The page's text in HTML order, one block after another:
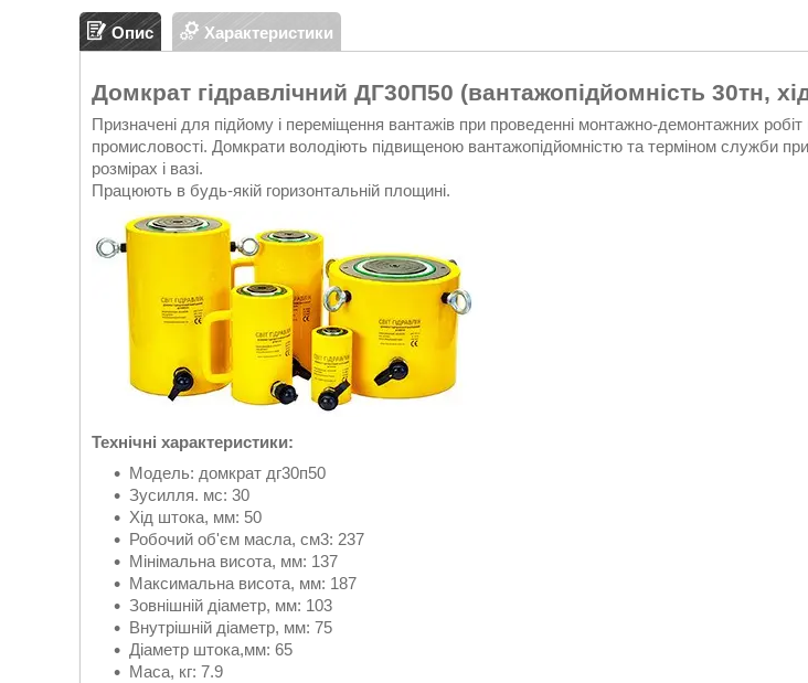
Опис Характеристики
Домкрат гідравлічний ДГ30П50 (вантажопідйомність 30тн,
Призначені для підйому і переміщення вантажів при проведенні монтажно-демонтажних робіт
промисловості. Домкрати володіють підвищеною вантажопідйомністю та терміном служби
розмірах і вазі.
Працюють в будь-якій горизонтальній площині.
Технічні характеристики:
Модель: домкрат дг30п50
Зусилля. мс: 30
Хід штока, мм: 50
Робочий об'єм масла, см3: 237
Мінімальна висота, мм: 137
Максимальна висота, мм: 187
Зовнішній діаметр, мм: 103
Внутрішній діаметр, мм: 75
Діаметр штока,мм: 65
Маса, кг: 7.9